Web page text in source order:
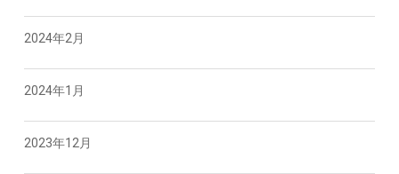
2024年2月
2024年1月
2023年12月